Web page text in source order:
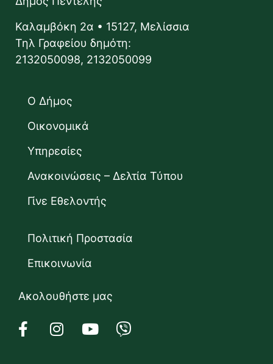
Καλαμβόκη 2α • 15127, Μελίσσια
Τηλ Γραφείου δημότη:
2132050098, 2132050099
Ο Δήμος
Οικονομικά
Υπηρεσίες
Ανακοινώσεις – Δελτία Τύπου
Γίνε Εθελοντής
Πολιτική Προστασία
Επικοινωνία
Ακολουθήστε μας